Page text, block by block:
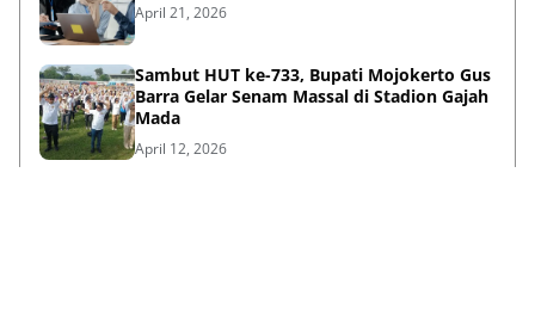
April 21, 2026
Sambut HUT ke-733, Bupati Mojokerto Gus
Barra Gelar Senam Massal di Stadion Gajah
Mada
April 12, 2026